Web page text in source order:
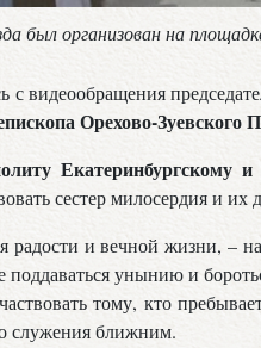
был организован на
с видеообращения
Орехово-Зуевского
Екатеринбургскому
сестер милосердия и
радости и вечной жизни, –
поддаваться унынию и
тому, кто
служения ближним.